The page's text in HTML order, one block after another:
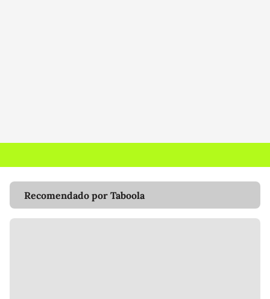
Recomendado por Taboola